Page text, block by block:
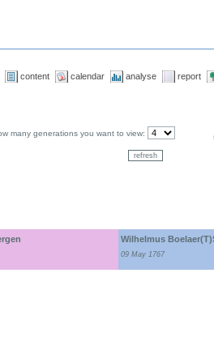
content calendar analyse report
many generations you want to view:
Wilhelmus
09 May 1767